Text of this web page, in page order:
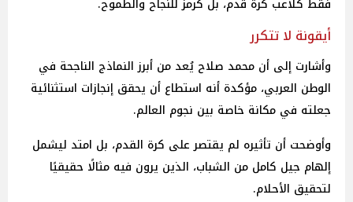
أيقونة لا تتكرر
وأشارت إلى أن محمد صلاح يُعد من أبرز النماذج الناجحة في
الوطن العربي، مؤكدة أنه استطاع أن يحقق إنجازات استثنائية
جعلته في مكانة خاصة بين نجوم العالم.
وأوضحت أن تأثيره لم يقتصر على كرة القدم، بل امتد ليشمل
إلهام جيل كامل من الشباب، الذين يرون فيه مثالًا حقيقيًا
لتحقيق الأحلام.